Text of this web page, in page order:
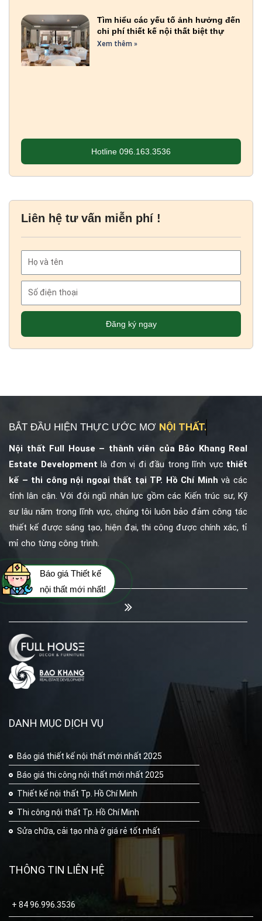
Tìm hiểu các yếu tố ảnh hưởng đến
chi phí thiết kế nội thất biệt thự
Xem thêm »
Hotline 096.163.3536
Liên hệ tư vấn miễn phí !
Đăng ký ngay
BẮT ĐẦU HIỆN THỰC ƯỚC MƠ NỘI THẤT.
Nội thất Full House – thành viên của Bảo Khang Real
Estate Development là đơn vị đi đầu trong lĩnh vực thiết
kế – thi công nội ngoại thất tại TP. Hồ Chí Minh và các
tỉnh lân cận. Với đội ngũ nhân lực gồm các Kiến trúc sư, Kỹ
sư lâu năm trong lĩnh vực, chúng tôi luôn bảo đảm công tác
thiết kế được sáng tạo, hiện đại, thi công được chính xác, tỉ
mỉ cho từng công trình.
DANH MỤC DỊCH VỤ
Báo giá thiết kế nội thất mới nhất 2025
Báo giá thi công nội thất mới nhất 2025
Thiết kế nội thất Tp. Hồ Chí Minh
Thi công nội thất Tp. Hồ Chí Minh
Sửa chữa, cải tạo nhà ở giá rẻ tốt nhất
THÔNG TIN LIÊN HỆ
+ 84 96.996.3536
Báo giá Thiết kế
nội thất mới nhất!